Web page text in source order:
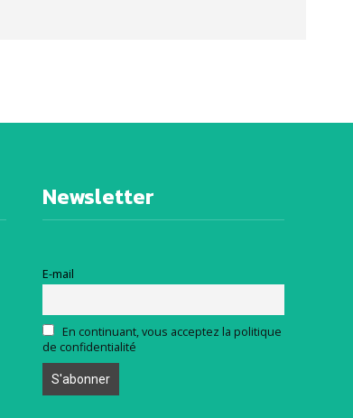
Newsletter
E-mail
En continuant, vous acceptez la politique
de confidentialité